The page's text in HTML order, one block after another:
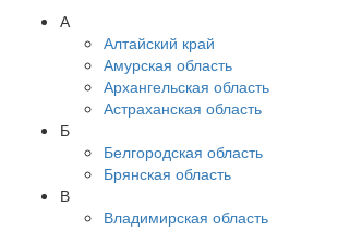
А
Алтайский край
Амурская область
Архангельская область
Астраханская область
Б
Белгородская область
Брянская область
В
Владимирская область